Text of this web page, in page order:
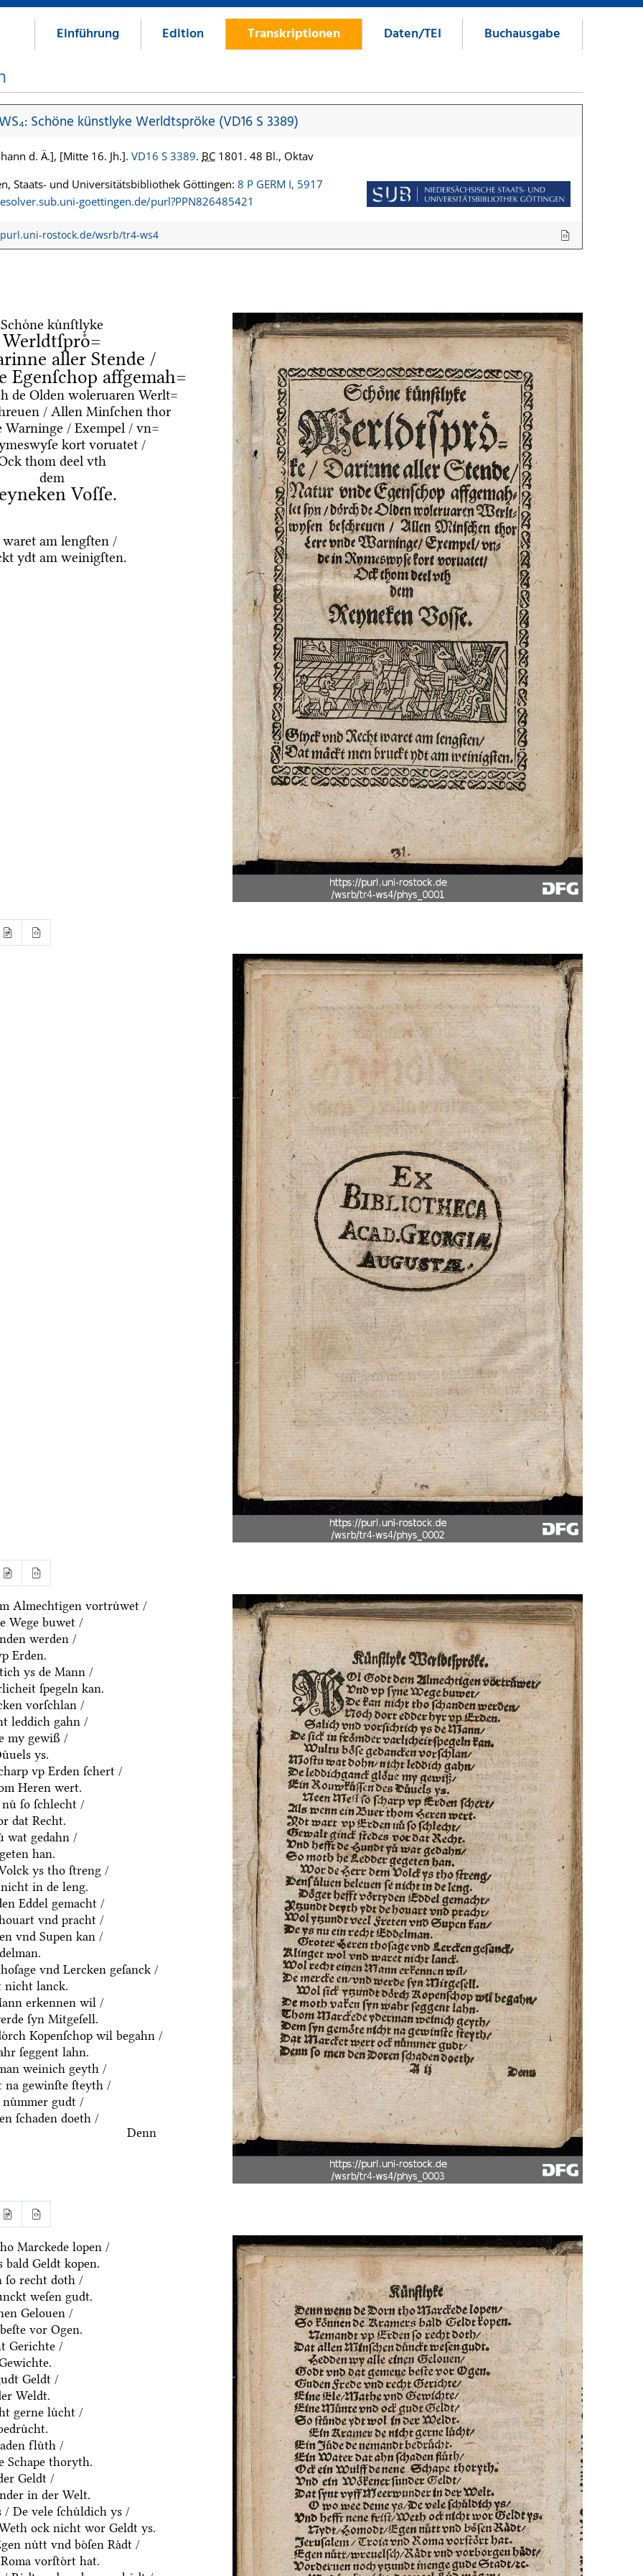
Einführung Edition Transkriptionen Daten/TEI Buchausgabe
Schöne künstlyke Werldtspröke (VD16 S 3389)
d. Ä.], [Mitte 16. Jh.]. VD16 S 3389. BC 1801. 48 Bl., Oktav
Staats- und Universitätsbibliothek Göttingen: 8 P GERM I, 5917
goettingen.de/purl?PPN826485421
rostock.de/wsrb/tr4-ws4
Schoͤne kuͤnſtlyke
Werldtſproͤ=
aller Stende /
Egenſchop affgemah=
de Olden woleruaren Werlt=
/ Allen Minſchen thor
Warninge / Exempel / vn=
kort voruatet /
thom deel vth
dem
Voſſe.
am lengſten /
ydt am weinigſten.
Almechtigen vortruͤwet /
Wege buwet /
werden /
Erden.
ys de Mann /
ſpegeln kan.
vorſchlan /
leddich gahn /
my gewiß /
ys.
vp Erden ſchert /
Heren wert.
ſo ſchlecht /
dat Recht.
wat gedahn /
han.
ys tho ſtreng /
nicht in de leng.
Eddel gemacht /
vnd pracht /
vnd Supen kan /
vnd Lercken geſanck /
nicht lanck.
erkennen wil /
ſyn Mitgeſell.
Kopenſchop wil begahn /
ſeggent lahn.
weinich geyth /
gewinſte ſteyth /
gudt /
ſchaden doeth /
Denn
Marckede lopen /
bald Geldt kopen.
ſo recht doth /
weſen gudt.
Gelouen /
vor Ogen.
Gerichte /
Geldt /
Weldt.
gerne luͤcht /
fluͤth /
Schape thoryth.
Geldt /
in der Welt.
/ De vele ſchuͤldich ys /
ock nicht wor Geldt ys.
nuͤtt vnd boͤſen Raͤdt /
vorſtoͤrt hat.